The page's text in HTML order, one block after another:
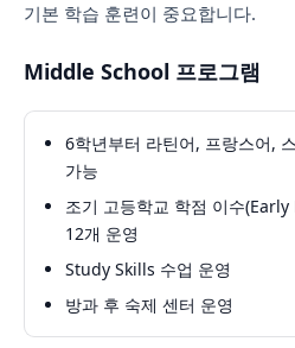
기본 학습 훈련이 중요합니다.
Middle School 프로그램
6학년부터 라틴어, 프랑스어,
가능
조기 고등학교 학점 이수
12개 운영
Study Skills 수업 운영
방과 후 숙제 센터 운영